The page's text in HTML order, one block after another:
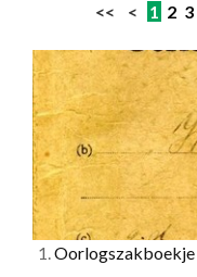
<< < 1 2 3
1.Oorlogszakboekje